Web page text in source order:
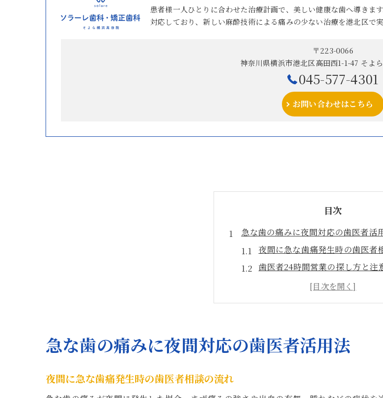
患者様一人ひとりに合わせた治療計画で、美しい健康な歯へ導きま
対応しており、新しい麻酔技術による痛みの少ない治療を港北区で実
〒223-0066
神奈川県横浜市港北区高田西1-1-47 そよ
045-577-4301
お問い合わせはこちら
目次
急な歯の痛みに夜間対応の歯医者活
夜間に急な歯痛発生時の歯医者
歯医者24時間営業の探し方と注
横浜市夜間救急歯科を利用する
急な痛みで選ぶ歯医者の安全な
神奈川県で信頼できる歯医者の見極め
評判良い歯医者を選ぶための口
急な歯の痛みに夜間対応の歯医者活用法
夜間に急な歯痛発生時の歯医者相談の流れ